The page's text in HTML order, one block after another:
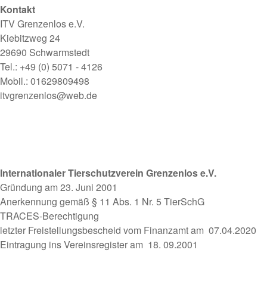
Kontakt
ITV Grenzenlos e.V.
Kiebitzweg 24
29690 Schwarmstedt
Tel.: +49 (0) 5071 - 4126
Mobil.: 01629809498
itvgrenzenlos@web.de
Internationaler Tierschutzverein Grenzenlos e.V.
Gründung am 23. Juni 2001
Anerkennung gemäß § 11 Abs. 1 Nr. 5 TierSchG
TRACES-Berechtigung
letzter Freistellungsbescheid vom Finanzamt am 07.04.2020
Eintragung ins Vereinsregister am 18. 09.2001